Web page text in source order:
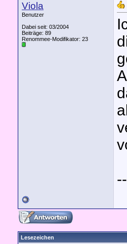
Viola
Benutzer
Dabei seit: 03/2004
Beiträge: 89
Renommee-Modifikator: 23
Lesezeichen